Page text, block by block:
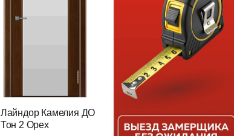
Лайндор Камелия ДО
Тон 2 Орех